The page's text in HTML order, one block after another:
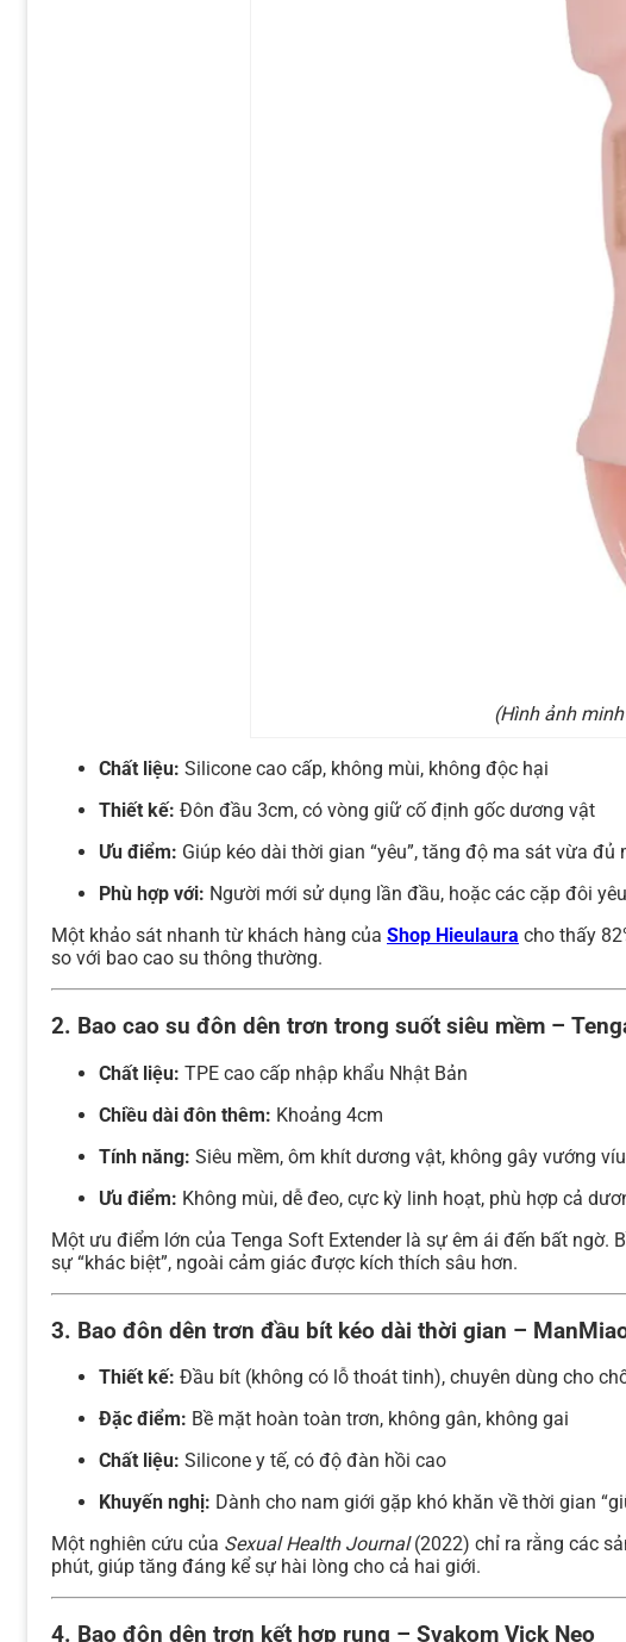
(Hình ảnh
Chất liệu: Silicone cao cấp, không mùi, không độc hại
Thiết kế: Đôn đầu 3cm, có vòng giữ cố định gốc dương vật
Ưu điểm: Giúp kéo dài thời gian “yêu”, tăng độ ma sát vừa đủ
Phù hợp với: Người mới sử dụng lần đầu, hoặc các cặp đôi
Một khảo sát nhanh từ khách hàng của Shop Hieulaura cho thấy
so với bao cao su thông thường.
2. Bao cao su đôn dên trơn trong suốt siêu mềm –
Chất liệu: TPE cao cấp nhập khẩu Nhật Bản
Chiều dài đôn thêm: Khoảng 4cm
Tính năng: Siêu mềm, ôm khít dương vật, không gây vướng víu
Ưu điểm: Không mùi, dễ đeo, cực kỳ linh hoạt, phù hợp cả
Một ưu điểm lớn của Tenga Soft Extender là sự êm ái đến bất
sự “khác biệt”, ngoài cảm giác được kích thích sâu hơn.
3. Bao đôn dên trơn đầu bít kéo dài thời gian –
Thiết kế: Đầu bít (không có lỗ thoát tinh), chuyên dùng cho
Đặc điểm: Bề mặt hoàn toàn trơn, không gân, không gai
Chất liệu: Silicone y tế, có độ đàn hồi cao
Khuyến nghị: Dành cho nam giới gặp khó khăn về thời gian
Một nghiên cứu của Sexual Health Journal(2022) chỉ ra rằng các
phút, giúp tăng đáng kể sự hài lòng cho cả hai giới.
4. Bao đôn dên trơn kết hợp rung – Svakom Vick Neo